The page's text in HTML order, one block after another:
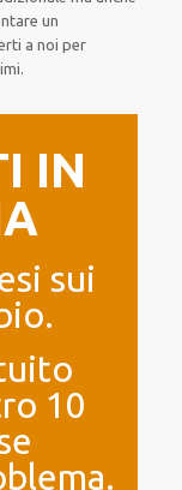
un
a noi per
.
IN
sui
10